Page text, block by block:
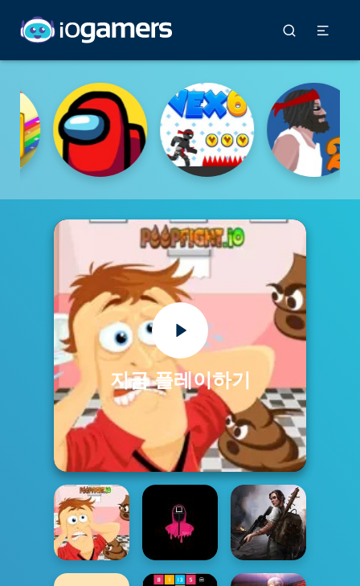
지금 플레이하기